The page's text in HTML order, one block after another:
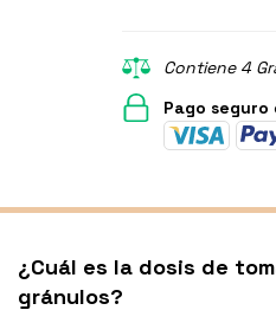
Contiene 4
Pago seguro
¿Cuál es la dosis de
gránulos?